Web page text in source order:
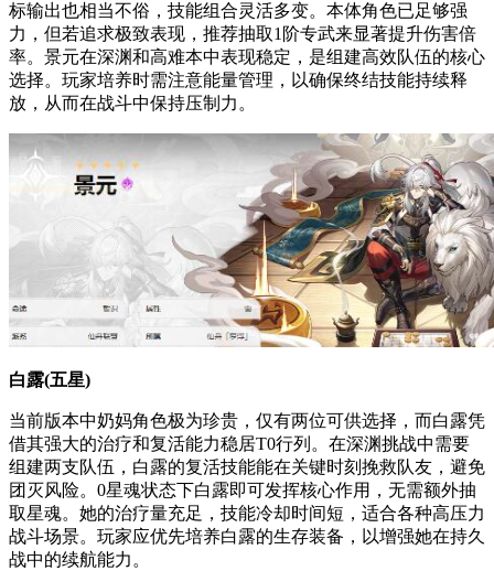
标输出也相当不俗，技能组合灵活多变。本体角色已足够强
力，但若追求极致表现，推荐抽取1阶专武来显著提升伤害倍
率。景元在深渊和高难本中表现稳定，是组建高效队伍的核心
选择。玩家培养时需注意能量管理，以确保终结技能持续释
放，从而在战斗中保持压制力。
白露(五星)
当前版本中奶妈角色极为珍贵，仅有两位可供选择，而白露凭
借其强大的治疗和复活能力稳居T0行列。在深渊挑战中需要
组建两支队伍，白露的复活技能能在关键时刻挽救队友，避免
团灭风险。0星魂状态下白露即可发挥核心作用，无需额外抽
取星魂。她的治疗量充足，技能冷却时间短，适合各种高压力
战斗场景。玩家应优先培养白露的生存装备，以增强她在持久
战中的续航能力。